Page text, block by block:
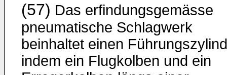
(57) Das erfindungsgemässe
pneumatische Schlagwerk
beinhaltet einen
indem ein Flugkolben und ein